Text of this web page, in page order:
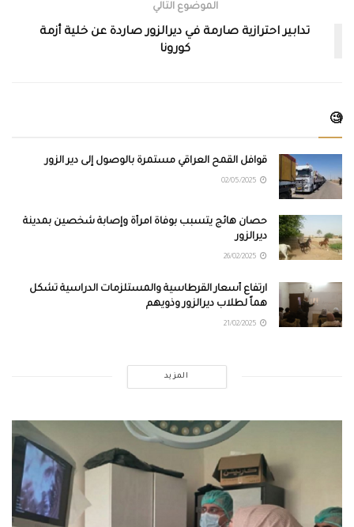
الموضوع التالي
تدابير احترازية صارمة في ديرالزور صاردة عن خلية أزمة
كورونا
🧐
قوافل القمح العراقي مستمرة بالوصول إلى دير الزور
حصان هائج يتسبب بوفاة امرأة وإصابة شخصين بمدينة
ديرالزور
ارتفاع أسعار القرطاسية والمستلزمات الدراسية تشكل
هماً لطلاب ديرالزور وذويهم
المزيد